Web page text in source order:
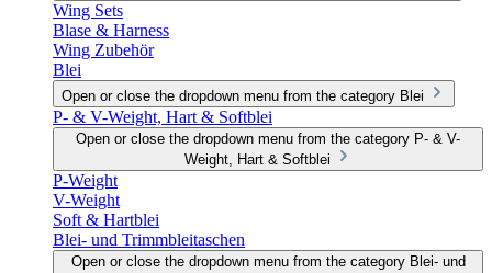
Wing Sets
Blase & Harness
Wing Zubehör
Blei
Open or close the dropdown menu from the category Blei
P- & V-Weight, Hart & Softblei
Open or close the dropdown menu from the category P- & V-
Weight, Hart & Softblei
P-Weight
V-Weight
Soft & Hartblei
Blei- und Trimmbleitaschen
Open or close the dropdown menu from the category Blei- und